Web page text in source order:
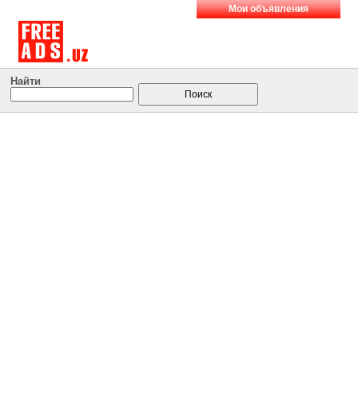
Мои объявления
Найти